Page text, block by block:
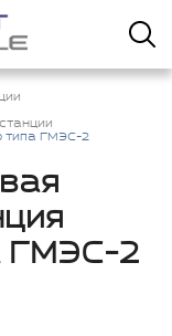
типа ГМЭС-2
ГМЭС-2